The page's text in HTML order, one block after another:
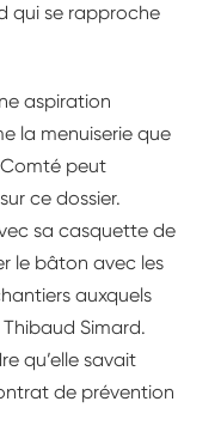
qui se rapproche
aspiration
la menuiserie que
peut
ce dossier.
sa casquette de
le bâton avec les
auxquels
Simard.
qu’elle savait
de prévention